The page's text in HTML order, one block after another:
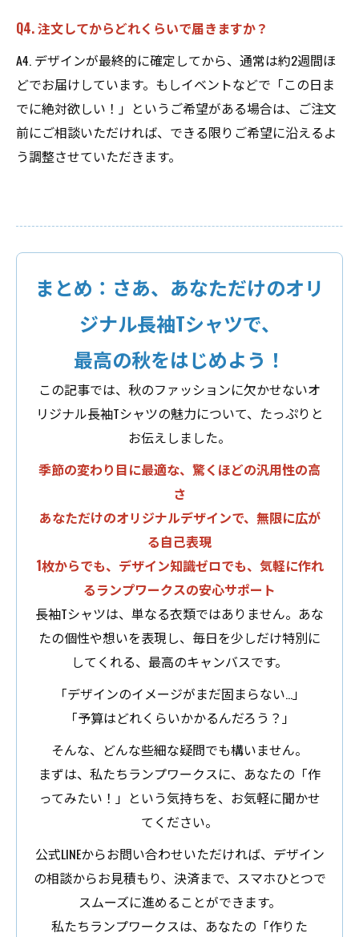
Q4. 注文してからどれくらいで届きますか？
A4. デザインが最終的に確定してから、通常は約2週間ほ
どでお届けしています。もしイベントなどで「この日ま
でに絶対欲しい！」というご希望がある場合は、ご注文
前にご相談いただければ、できる限りご希望に沿えるよ
う調整させていただきます。
まとめ：さあ、あなただけのオリ
ジナル長袖Tシャツで、
最高の秋をはじめよう！
この記事では、秋のファッションに欠かせないオ
リジナル長袖Tシャツの魅力について、たっぷりと
お伝えしました。
季節の変わり目に最適な、驚くほどの汎用性の高
さ
あなただけのオリジナルデザインで、無限に広が
る自己表現
1枚からでも、デザイン知識ゼロでも、気軽に作れ
るランプワークスの安心サポート
長袖Tシャツは、単なる衣類ではありません。あな
たの個性や想いを表現し、毎日を少しだけ特別に
してくれる、最高のキャンバスです。
「デザインのイメージがまだ固まらない…」
「予算はどれくらいかかるんだろう？」
そんな、どんな些細な疑問でも構いません。
まずは、私たちランプワークスに、あなたの「作
ってみたい！」という気持ちを、お気軽に聞かせ
てください。
公式LINEからお問い合わせいただければ、デザイン
の相談からお見積もり、決済まで、スマホひとつで
スムーズに進めることができます。
私たちランプワークスは、あなたの「作りた